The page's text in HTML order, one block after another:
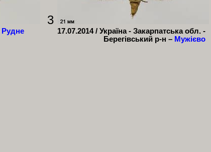
Рудне
3
17.07.2014 / Україна - Закарпатська обл. -
Берегівський р-н – Мужієво